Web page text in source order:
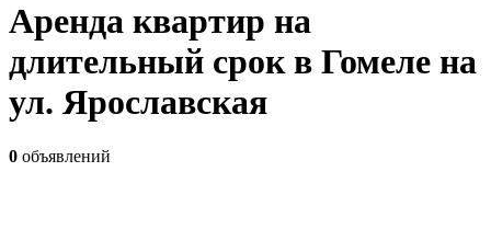
Аренда квартир на
длительный срок в Гомеле на
ул. Ярославская
0 объявлений